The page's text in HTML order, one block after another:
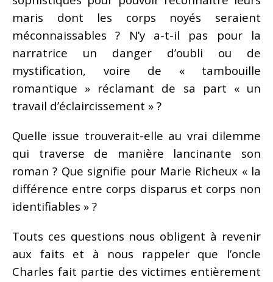
maris dont les corps noyés seraient
méconnaissables ? N’y a-t-il pas pour la
narratrice un danger d’oubli ou de
mystification, voire de « tambouille
romantique » réclamant de sa part « un
travail d’éclaircissement » ?
Quelle issue trouverait-elle au vrai dilemme
qui traverse de manière lancinante son
roman ? Que signifie pour Marie Richeux « la
différence entre corps disparus et corps non
identifiables » ?
Touts ces questions nous obligent à revenir
aux faits et à nous rappeler que l’oncle
Charles fait partie des victimes entièrement